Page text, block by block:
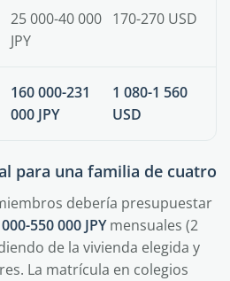
25 000-40 000
JPY
170-270 USD
160 000-231
000 JPY
1 080-1 560
USD
para una familia de cuatro
debería presupuestar
550 000 JPYmensuales (2
de la vivienda elegida y
La matrícula en colegios